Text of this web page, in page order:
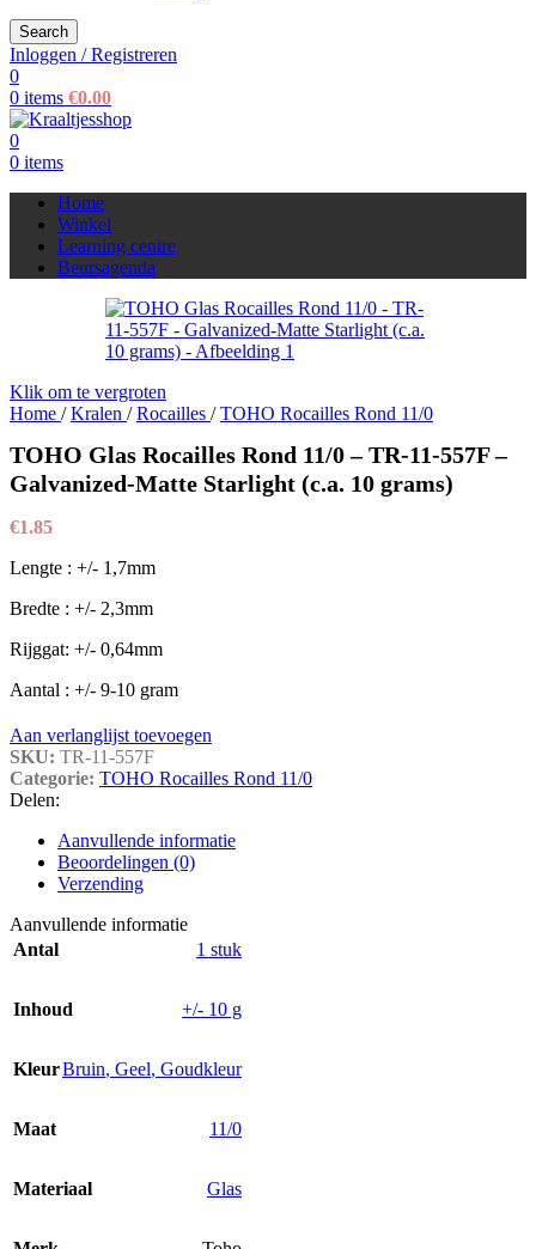
Search
Inloggen / Registreren
0
0 items €0.00
0
0 items
Home
Winkel
Learning centre
Beursagenda
Klik om te vergroten
Home / Kralen / Rocailles / TOHO Rocailles Rond 11/0
TOHO Glas Rocailles Rond 11/0 – TR-11-557F –
Galvanized-Matte Starlight (c.a. 10 grams)
€1.85
Lengte : +/- 1,7mm
Bredte : +/- 2,3mm
Rijggat: +/- 0,64mm
Aantal : +/- 9-10 gram
Aan verlanglijst toevoegen
SKU: TR-11-557F
Categorie: TOHO Rocailles Rond 11/0
Delen:
Aanvullende informatie
Beoordelingen (0)
Verzending
Aanvullende informatie
Antal
1 stuk
Inhoud +/- 10 g
KleurBruin, Geel, Goudkleur
Maat 11/0
Materiaal Glas